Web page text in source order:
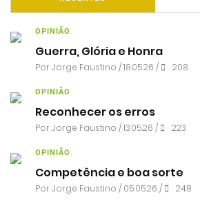
OPINIÃO
Guerra, Glória e Honra
PorJorge Faustino / 18.05.26 / 208
OPINIÃO
Reconhecer os erros
PorJorge Faustino / 13.05.26 / 223
OPINIÃO
Competência e boa sorte
PorJorge Faustino / 05.05.26 / 248